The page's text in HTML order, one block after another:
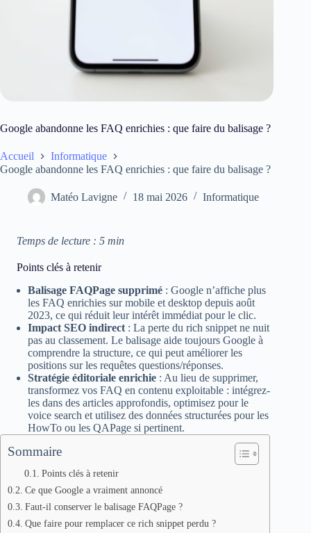
Google abandonne les FAQ enrichies : que faire du balisage ?
Accueil
Informatique
Google abandonne les FAQ enrichies : que faire du balisage ?
Matéo Lavigne 18 mai 2026 Informatique
Temps de lecture : 5 min
Points clés à retenir
Balisage FAQPage supprimé : Google n’affiche plus
les FAQ enrichies sur mobile et desktop depuis août
2023, ce qui réduit leur intérêt immédiat pour le clic.
Impact SEO indirect : La perte du rich snippet ne nuit
pas au classement. Le balisage aide toujours Google à
comprendre la structure, ce qui peut améliorer les
positions sur les requêtes questions/réponses.
Stratégie éditoriale enrichie : Au lieu de supprimer,
transformez vos FAQ en contenu exploitable : intégrez-
les dans des articles approfondis, optimisez pour le
voice search et utilisez des données structurées pour les
HowTo ou les QAPage si pertinent.
Sommaire
Points clés à retenir
Ce que Google a vraiment annoncé
Faut-il conserver le balisage FAQPage ?
Que faire pour remplacer ce rich snippet perdu ?